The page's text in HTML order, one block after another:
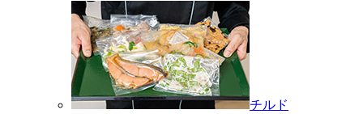
チルド